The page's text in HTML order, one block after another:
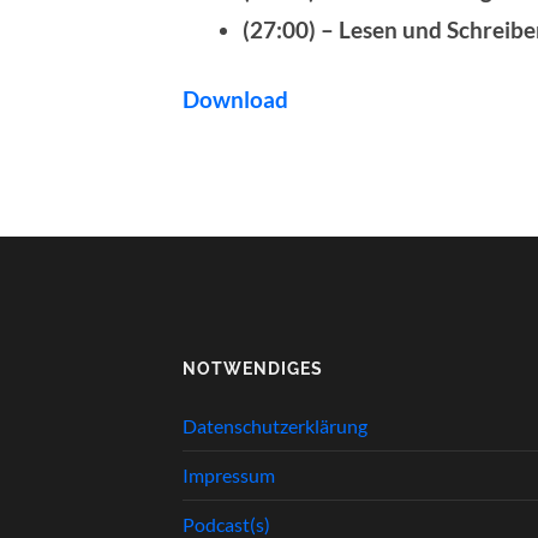
(27:00) – Lesen und
Download
NOTWENDIGES
Datenschutzerklärung
Impressum
Podcast(s)